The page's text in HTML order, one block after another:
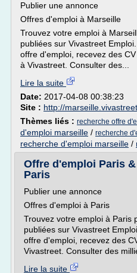
Publier une annonce
Offres d'emploi à Marseille
Trouvez votre emploi à
publiées sur Vivastreet
offre d'emploi, recevez des
à Vivastreet. Consulter des...
Lire la suite
Date: 2017-04-08 00:38:23
Site : http://
Thèmes liés : recherche offre
d'emploi marseille / recherche
recherche d'emploi marseille /
Offre d'emploi Paris
Paris
Publier une annonce
Offres d'emploi à Paris
Trouvez votre emploi à Paris
publiées sur Vivastreet
offre d'emploi, recevez des
Vivastreet. Consulter des
Lire la suite